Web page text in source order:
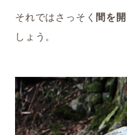
それではさっそく 間を
しょう。